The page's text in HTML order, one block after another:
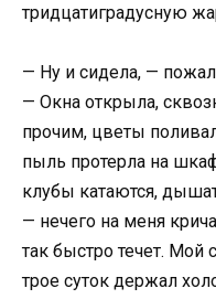
тридцатиградусную
— Ну и сидела, —
— Окна открыла,
прочим, цветы
пыль протерла на
клубы катаются,
— нечего на меня
так быстро течет. Мой
трое суток держал